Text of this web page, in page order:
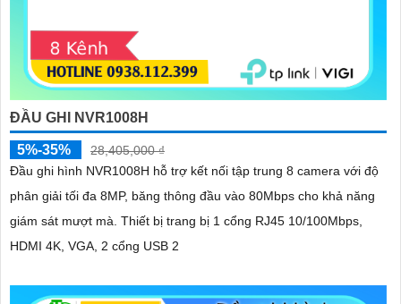
ĐẦU GHI NVR1008H
5%-35%
28,405,000 ₫
Đầu ghi hình NVR1008H hỗ trợ kết nối tập trung 8 camera với độ
phân giải tối đa 8MP, băng thông đầu vào 80Mbps cho khả năng
giám sát mượt mà. Thiết bị trang bị 1 cổng RJ45 10/100Mbps,
HDMI 4K, VGA, 2 cổng USB 2